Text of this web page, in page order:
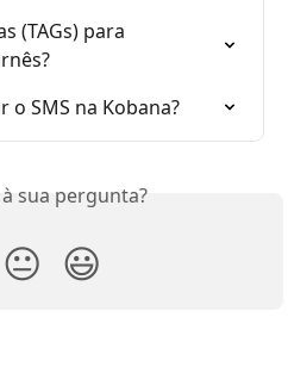
(TAGs) para
o SMS na Kobana?
sua pergunta?
😐 😃